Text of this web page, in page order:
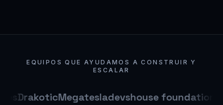
EQUIPOS QUE AYUDAMOS A CONSTRUIR Y
ESCALAR
DrakoticMegatesladevshouse foundation